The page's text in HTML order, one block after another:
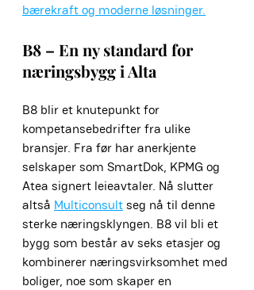
bærekraft og moderne løsninger.
B8 – En ny standard for
næringsbygg i Alta
B8 blir et knutepunkt for
kompetansebedrifter fra ulike
bransjer. Fra før har anerkjente
selskaper som SmartDok, KPMG og
Atea signert leieavtaler. Nå slutter
altså Multiconsult seg nå til denne
sterke næringsklyngen. B8 vil bli et
bygg som består av seks etasjer og
kombinerer næringsvirksomhet med
boliger, noe som skaper en